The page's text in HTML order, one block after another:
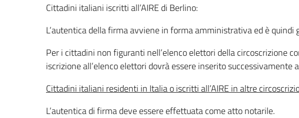
Cittadini italiani iscritti all’AIRE di Berlino:
L’autentica della firma avviene in forma amministrativa ed è quindi
Per i cittadini non figuranti nell’elenco elettori della circoscrizione
iscrizione all’elenco elettori dovrà essere inserito successivamente
Cittadini italiani residenti in Italia o iscritti all’AIRE in altre
L’autentica di firma deve essere effettuata come atto notarile.